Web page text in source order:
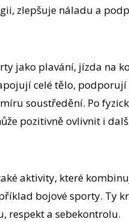
zlepšuje náladu a
jako plavání, jízda na
celé tělo,
soustředění. Po
pozitivně ovlivnit i
aktivity, které
bojové sporty. Ty
respekt a sebekontrolu.